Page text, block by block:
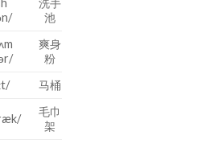
池
爽身
粉
马桶
毛巾
架